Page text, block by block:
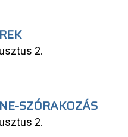
2.
SZÓRAKOZÁS
2.